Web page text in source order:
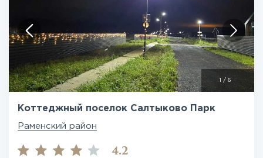
/ 6
Коттеджный поселок Салтыково Парк
Раменский район
4.2